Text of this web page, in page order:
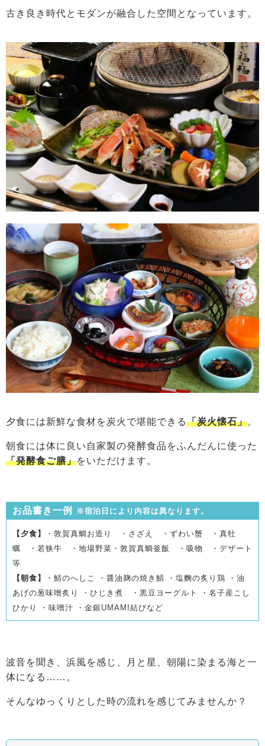
古き良き時代とモダンが融合した空間となっています。
夕食には新鮮な食材を炭火で堪能できる「炭火懐石」。
朝食には体に良い自家製の発酵食品をふんだんに使った
「発酵食ご膳」をいただけます。
お品書き一例 ※宿泊日により内容は異なります。
【夕食】
・敦賀真鯛お造り ・さざえ ・ずわい蟹 ・真牡
蠣 ・若狭牛 ・地場野菜 ・敦賀真鯛釜飯 ・吸物 ・デザート
等
【朝食】
・鯖のへしこ ・醤油麹の焼き鯖 ・塩麴の炙り鶏 ・油
あげの葱味噌炙り ・ひじき煮
・黒豆ヨーグルト ・名子産こし
ひかり ・味噌汁 ・金銀UMAMI結びなど
波音を聞き、浜風を感じ、月と星、朝陽に染まる海と一
体になる……。
そんなゆっくりとした時の流れを感じてみませんか？